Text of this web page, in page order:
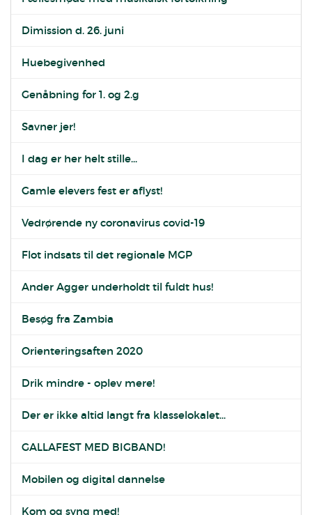
Dimission d. 26. juni
Huebegivenhed
Genåbning for 1. og 2.g
Savner jer!
I dag er her helt stille...
Gamle elevers fest er aflyst!
Vedrørende ny coronavirus covid-19
Flot indsats til det regionale MGP
Ander Agger underholdt til fuldt hus!
Besøg fra Zambia
Orienteringsaften 2020
Drik mindre - oplev mere!
Der er ikke altid langt fra klasselokalet...
GALLAFEST MED BIGBAND!
Mobilen og digital dannelse
Kom og syng med!